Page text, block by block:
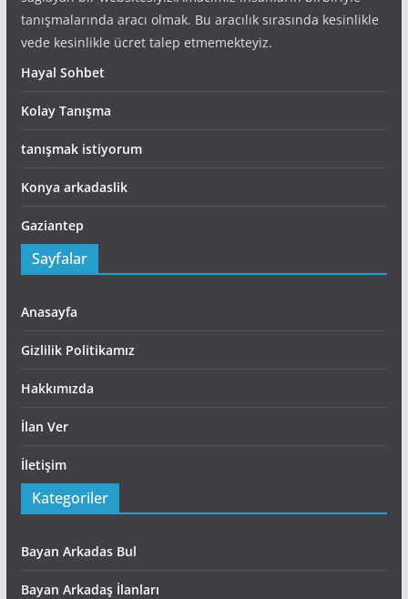
tanışmalarında aracı olmak. Bu aracılık sırasında kesinlikle
vede kesinlikle ücret talep etmemekteyiz.
Hayal Sohbet
Kolay Tanışma
tanışmak istiyorum
Konya arkadaslik
Gaziantep
Sayfalar
Anasayfa
Gizlilik Politikamız
Hakkımızda
İlan Ver
İletişim
Kategoriler
Bayan Arkadas Bul
Bayan Arkadaş İlanları